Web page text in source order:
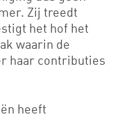
Zij treedt
het hof het
waarin de
haar contributies
heeft